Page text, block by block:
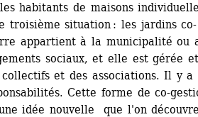
habitants de maisons
troisième situation : les jardins co-
appartient à la municipalité ou
sociaux, et elle est gérée et
et des associations. Il y a
Cette forme de co-
idée nouvelle que l'on